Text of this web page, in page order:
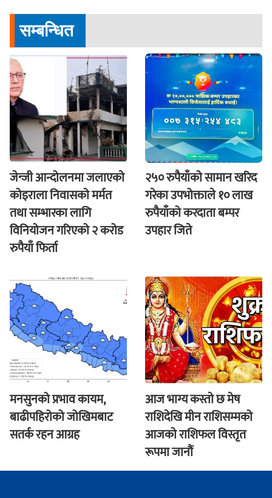
सम्बन्धित
जेन्जी आन्दोलनमा जलाएकाे
कोइराला निवासको मर्मत
तथा सम्भारका लागि
विनियोजन गरिएको २ करोड
रुपैयाँ फिर्ता
२५० रुपैयाँको सामान खरिद
गरेका उपभोक्ताले १० लाख
रुपैयाँको करदाता बम्पर
उपहार जिते
मनसुनको प्रभाव कायम,
बाढीपहिरोको जोखिमबाट
सतर्क रहन आग्रह
आज भाग्य कस्ताे छ मेष
राशिदेखि मीन राशिसम्मको
आजको राशिफल विस्तृत
रूपमा जानौं